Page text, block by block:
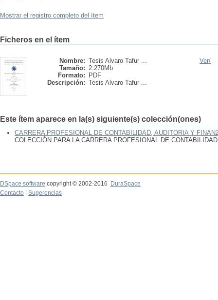
Mostrar el registro completo del ítem
Ficheros en el ítem
Nombre: Tesis Alvaro Tafur ...
Tamaño: 2.270Mb
Formato:
PDF
Descripción: Tesis Alvaro Tafur ...
Ver/
Este ítem aparece en la(s) siguiente(s) colección(ones)
CARRERA PROFESIONAL DE CONTABILIDAD, AUDITORIA Y
COLECCIÓN PARA LA CARRERA PROFESIONAL DE
DSpace software copyright © 2002-2016
DuraSpace
Contacto
Sugerencias